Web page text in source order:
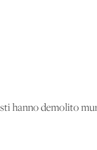
hanno demolito